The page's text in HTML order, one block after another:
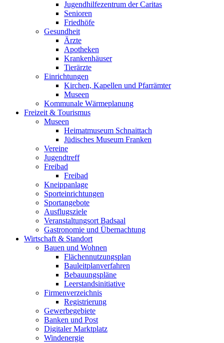
Jugendhilfezentrum der Caritas
Senioren
Friedhöfe
Gesundheit
Ärzte
Apotheken
Krankenhäuser
Tierärzte
Einrichtungen
Kirchen, Kapellen und Pfarrämter
Museen
Kommunale Wärmeplanung
Freizeit & Tourismus
Museen
Heimatmuseum Schnaittach
Jüdisches Museum Franken
Vereine
Jugendtreff
Freibad
Freibad
Kneippanlage
Sporteinrichtungen
Sportangebote
Ausflugsziele
Veranstaltungsort Badsaal
Gastronomie und Übernachtung
Wirtschaft & Standort
Bauen und Wohnen
Flächennutzungsplan
Bauleitplanverfahren
Bebauungspläne
Leerstandsinitiative
Firmenverzeichnis
Registrierung
Gewerbegebiete
Banken und Post
Digitaler Marktplatz
Windenergie